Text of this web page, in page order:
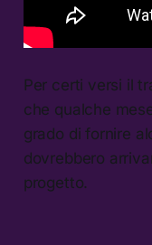
Per certi versi il
che qualche
grado di fornire
dovrebbero
progetto.